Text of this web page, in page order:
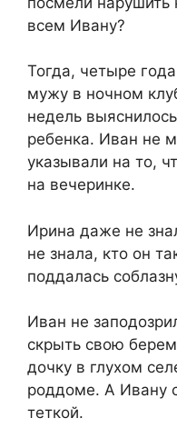
всем Ивану?​
​Тогда, четыре
мужу в ночном
недель
ребенка. Иван не
указывали на то,
на вечеринке.​
​Ирина даже не
не знала, кто он
поддалась
​Иван не
скрыть свою
дочку в глухом
роддоме. А Ивану
теткой.​